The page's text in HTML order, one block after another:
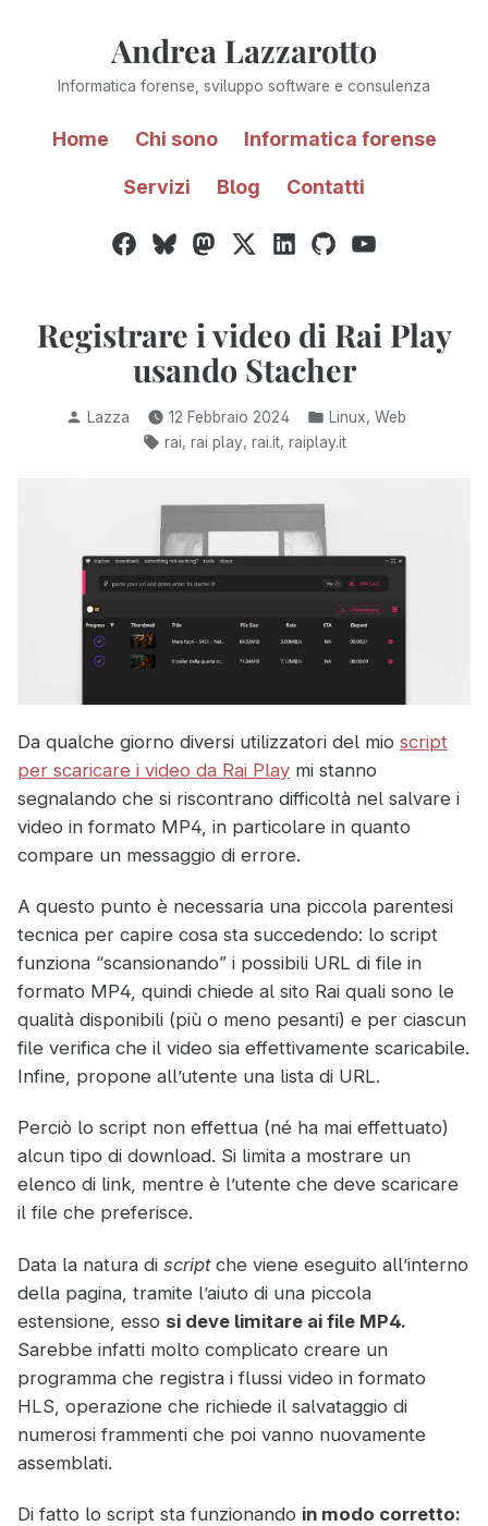
Andrea Lazzarotto
Informatica forense, sviluppo software e consulenza
Home Chi sono Informatica forense
Servizi Blog Contatti
Facebook
BlueskyMastodon
TwitterLinkedInGitHubYouTube
Registrare i video di Rai Play
usando Stacher
Pubblicato
Lazza 12 Febbraio 2024
Pubblicato
in:
Linux Web
Tag:
rai rai play, rai.it, raiplay.it
Da qualche giorno diversi utilizzatori del mio script
per scaricare i video da Rai Play mi stanno
segnalando che si riscontrano difficoltà nel salvare i
video in formato MP4, in particolare in quanto
compare un messaggio di errore.
A questo punto è necessaria una piccola parentesi
tecnica per capire cosa sta succedendo: lo script
funziona “scansionando” i possibili URL di file in
formato MP4, quindi chiede al sito Rai quali sono le
qualità disponibili (più o meno pesanti) e per ciascun
file verifica che il video sia effettivamente scaricabile.
Infine, propone all’utente una lista di URL.
Perciò lo script non effettua (né ha mai effettuato)
alcun tipo di download. Si limita a mostrare un
elenco di link, mentre è l’utente che deve scaricare
il file che preferisce.
Data la natura di scriptche viene eseguito all’interno
della pagina, tramite l’aiuto di una piccola
estensione, esso si deve limitare ai file MP4.
Sarebbe infatti molto complicato creare un
programma che registra i flussi video in formato
HLS, operazione che richiede il salvataggio di
numerosi frammenti che poi vanno nuovamente
assemblati.
Di fatto lo script sta funzionando in modo corretto: